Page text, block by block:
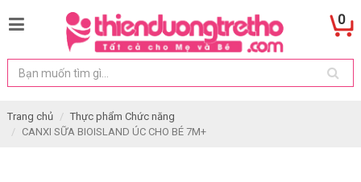
0
Trang chủ
Thực phẩm Chức năng
CANXI SỮA BIOISLAND ÚC CHO BÉ 7M+